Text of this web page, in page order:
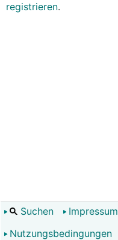
registrieren.
Suchen Impressum
Nutzungsbedingungen